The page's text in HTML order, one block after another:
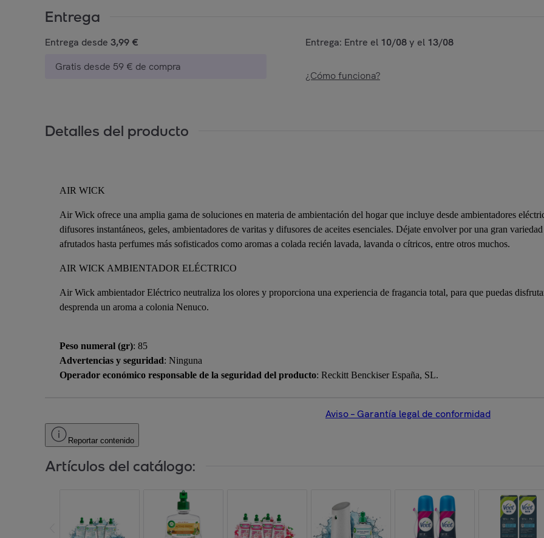
Entrega
Entrega desde 3,99 €
Gratis desde 59 € de compra
Entrega: Entre el 10/08y el 13/08
¿Cómo funciona?
Detalles del producto
AIR WICK
Air Wick ofrece una amplia gama de soluciones en materia de ambientación del hogar que incluye desde ambientadores
difusores instantáneos, geles, ambientadores de varitas y difusores de aceites esenciales. Déjate envolver por una gran
afrutados hasta perfumes más sofisticados como aromas a colada recién lavada, lavanda o cítricos, entre otros muchos.
AIR WICK AMBIENTADOR ELÉCTRICO
Air Wick ambientador Eléctrico neutraliza los olores y proporciona una experiencia de fragancia total, para que puedas
desprenda un aroma a colonia Nenuco.
Peso numeral (gr): 85
Advertencias y seguridad: Ninguna
Operador económico responsable de la seguridad del producto: Reckitt Benckiser España, SL.
Aviso – Garantía legal de conformidad
Reportar contenido
Artículos del catálogo: